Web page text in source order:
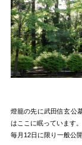
燈籠の先に武田信玄公
はここに眠っています。
毎月12日に限り一般公